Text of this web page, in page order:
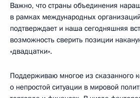
Важно, что страны объединения
в рамках международных
подтверждает и наша сегодняшняя
возможность сверить позиции
«двадцатки».
Поддерживаю многое из сказанного
о непростой ситуации в мировой